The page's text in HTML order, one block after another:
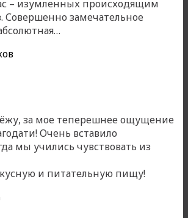
– изумленных происходящим
Совершенно замечательное
за мое теперешнее ощущение
Очень вставило
мы учились чувствовать из
и питательную пищу!«После